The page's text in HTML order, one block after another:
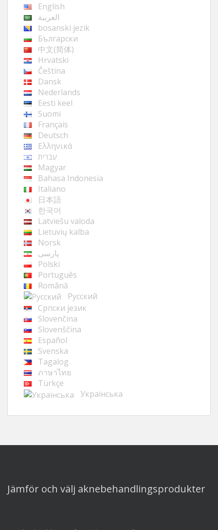
English
العربية
bosanski jezik
Български
中文(简体)
Hrvatski
Čeština
Dansk
Nederlands
Eesti keel
Suomi
Français
Deutsch
Ελληνικά
עברית
Magyar
Bahasa Indonesia
Italiano
日本語
한국어
Latviešu valoda
Lietuvių kalba
Norsk
پارسی
Polski
Português
Română
Русский
Cрпски језик
Slovenčina
Slovenščina
Español
Svenska
Tagalog
ภาษาไทย
Türkçe
Українська
Jämför och välj aknebehandlingsprodukter